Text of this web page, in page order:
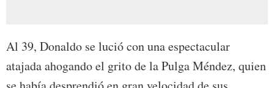
Al 39, Donaldo se lució con una espectacular
atajada ahogando el grito de la Pulga Méndez, quien